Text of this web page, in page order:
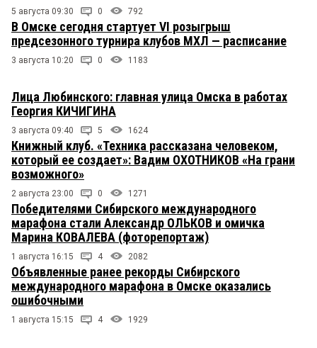
5 августа 09:30 0 792
В Омске сегодня стартует VI розыгрыш
предсезонного турнира клубов МХЛ — расписание
3 августа 10:20 0 1183
Лица Любинского: главная улица Омска в работах
Георгия КИЧИГИНА
3 августа 09:40 5 1624
Книжный клуб. «Техника рассказана человеком,
который ее создает»: Вадим ОХОТНИКОВ «На грани
возможного»
2 августа 23:00 0 1271
Победителями Сибирского международного
марафона стали Александр ОЛЬКОВ и омичка
Марина КОВАЛЕВА (фоторепортаж)
1 августа 16:15 4 2082
Объявленные ранее рекорды Сибирского
международного марафона в Омске оказались
ошибочными
1 августа 15:15 4 1929